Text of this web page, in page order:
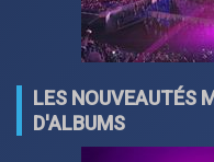
LES NOUVEAUTÉS
D'ALBUMS